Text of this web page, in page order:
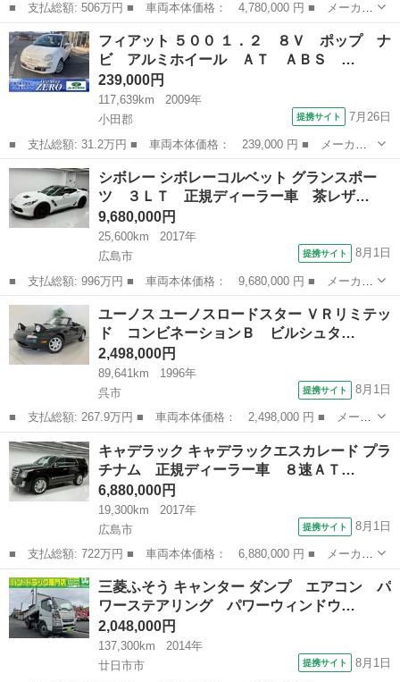
■ 支払総額: 506万円 ■ 車両本体価格： 4,780,000 円 ■ メーカー
名： クライスラー・ジープ ■ 車種名： ジープ・ラングラーアン
リミテッド ■ グレード名： サハラ ■ 排気量： 2000cc ■ ド
ア...
広島 広島市
フィアット ５００ １．２ ８Ｖ ポップ ナ
ビ アルミホイール ＡＴ ＡＢＳ …
239,000円
117,639km
2009年
小田郡
提携サイト 7月26日
■ 支払総額: 31.2万円 ■ 車両本体価格： 239,000 円 ■ メーカー
名： フィアット ■ 車種名： ５００ ■ グレード名： １．２
８Ｖ ポップ ナビ アルミホイール ＡＴ ＡＢＳ ＣＤ エアコ
ン パワース...
岡山 小田郡 その他
シボレー シボレーコルベット グランスポー
ツ ３ＬＴ 正規ディーラー車 茶レザ…
9,680,000円
25,600km
2017年
広島市
提携サイト 8月1日
■ 支払総額: 996万円 ■ 車両本体価格： 9,680,000 円 ■ メーカー
名： シボレー ■ 車種名： シボレーコルベット ■ グレード
名： グランスポーツ ３ＬＴ 正規ディーラー車 茶レザー Ａｐ
ｐｌｅ Ｃａｒ...
広島 広島市
ユーノス ユーノスロードスター ＶＲリミテッ
ド コンビネーションＢ ビルシュタ…
2,498,000円
89,641km
1996年
呉市
提携サイト 8月1日
■ 支払総額: 267.9万円 ■ 車両本体価格： 2,498,000 円 ■ メーカ
ー名： ユーノス ■ 車種名： ユーノスロードスター ■ グレード
名： ＶＲリミテッド コンビネーションＢ ビルシュタインサスペ
ンション...
広島 呉市 その他
キャデラック キャデラックエスカレード プラ
チナム 正規ディーラー車 ８速ＡＴ…
6,880,000円
19,300km
2017年
広島市
提携サイト 8月1日
■ 支払総額: 722万円 ■ 車両本体価格： 6,880,000 円 ■ メーカー
名： キャデラック ■ 車種名： キャデラックエスカレード ■ グ
レード名： プラチナム 正規ディーラー車 ８速ＡＴ 黒レザー
純正２２Ａ...
広島 広島市 その他
三菱ふそう キャンター ダンプ エアコン パ
ワーステアリング パワーウィンドウ…
2,048,000円
137,300km
2014年
廿日市市
提携サイト 8月1日